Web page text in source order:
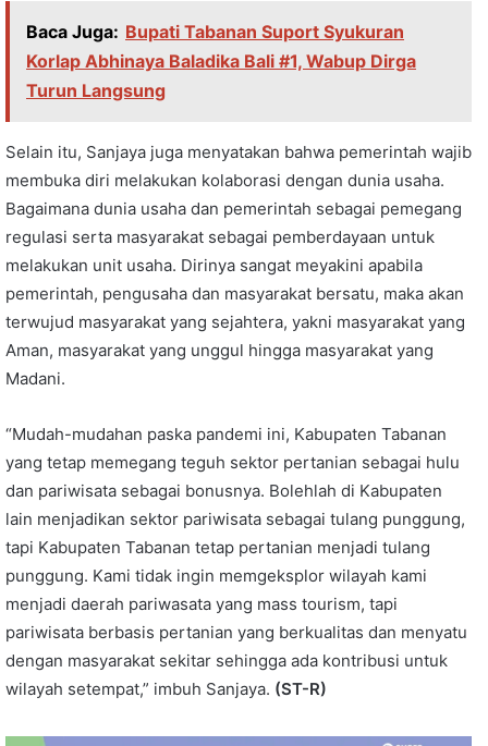
Baca Juga: Bupati Tabanan Suport Syukuran
Korlap Abhinaya Baladika Bali #1, Wabup Dirga
Turun Langsung
Selain itu, Sanjaya juga menyatakan bahwa pemerintah wajib
membuka diri melakukan kolaborasi dengan dunia usaha.
Bagaimana dunia usaha dan pemerintah sebagai pemegang
regulasi serta masyarakat sebagai pemberdayaan untuk
melakukan unit usaha. Dirinya sangat meyakini apabila
pemerintah, pengusaha dan masyarakat bersatu, maka akan
terwujud masyarakat yang sejahtera, yakni masyarakat yang
Aman, masyarakat yang unggul hingga masyarakat yang
Madani.
“Mudah-mudahan paska pandemi ini, Kabupaten Tabanan
yang tetap memegang teguh sektor pertanian sebagai hulu
dan pariwisata sebagai bonusnya. Bolehlah di Kabupaten
lain menjadikan sektor pariwisata sebagai tulang punggung,
tapi Kabupaten Tabanan tetap pertanian menjadi tulang
punggung. Kami tidak ingin memgeksplor wilayah kami
menjadi daerah pariwasata yang mass tourism, tapi
pariwisata berbasis pertanian yang berkualitas dan menyatu
dengan masyarakat sekitar sehingga ada kontribusi untuk
wilayah setempat,” imbuh Sanjaya. (ST-R)